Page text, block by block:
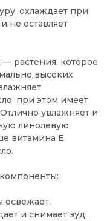
охлаждает при
не оставляет
растения, которое
высоких
при этом имеет
увлажняет и
линолевую
витамина E
освежает,
и снимает зуд.